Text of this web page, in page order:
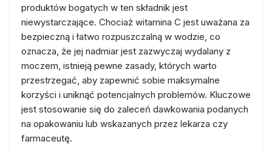
produktów bogatych w ten składnik jest
niewystarczające. Chociaż witamina C jest uważana za
bezpieczną i łatwo rozpuszczalną w wodzie, co
oznacza, że jej nadmiar jest zazwyczaj wydalany z
moczem, istnieją pewne zasady, których warto
przestrzegać, aby zapewnić sobie maksymalne
korzyści i uniknąć potencjalnych problemów. Kluczowe
jest stosowanie się do zaleceń dawkowania podanych
na opakowaniu lub wskazanych przez lekarza czy
farmaceutę.